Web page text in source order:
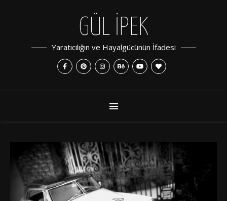
GÜL İPEK
Yaratıcılığın ve Hayalgücünün İfadesi